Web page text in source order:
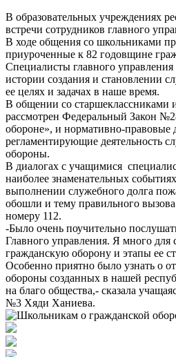
В образовательных учреждениях
встречи сотрудников главного
В ходе общения со школьниками
приуроченные к 82 годовщине
Специалисты главного управления
истории создания и становлении
ее целях и задачах в наше время.
В общении со
рассмотрен Федеральный Закон
обороне», и нормативно-правовые
регламентирующие деятельность
обороны.
В диалогах с учащимися
наиболее знаменательных
выполнении служебного долга
обошли и тему правильного
номеру 112.
-Было очень поучительно
Главного управления. Я много для
гражданскую оборону и этапы ее
Особенно приятно было узнать о
обороны созданных в нашей
на благо общества,- сказала
№3 Хяди Ханиева.